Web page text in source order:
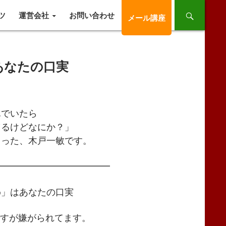
運営会社 お問い合わせ メール講座
なたの口実
いたら
けどなにか？」
た、木戸一敏です。
はあなたの口実
が嫌がられてます。